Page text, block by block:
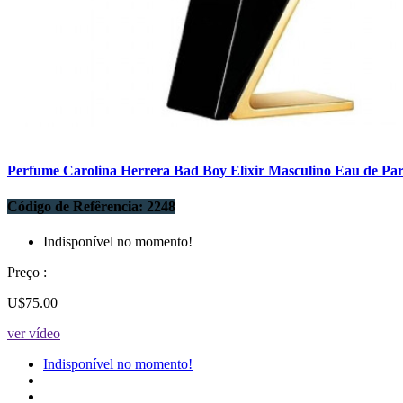
Perfume Carolina Herrera Bad Boy Elixir Masculino Eau de
Código de Refêrencia: 2248
Indisponível no momento!
Preço :
U$75.00
ver vídeo
Indisponível no momento!